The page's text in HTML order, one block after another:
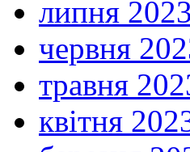
липня
червня
травня
квітня